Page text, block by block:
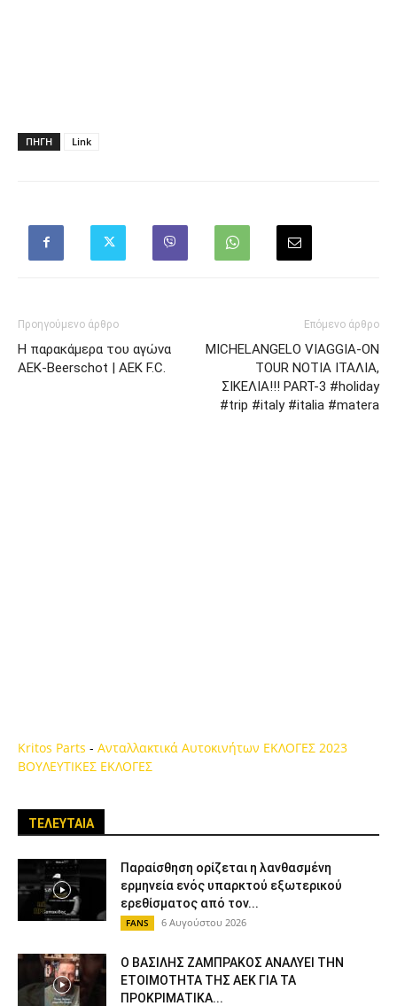
ΠΗΓΗ Link
Προηγούμενο άρθρο
Η παρακάμερα του αγώνα
ΑΕΚ-Beerschot | AEK F.C.
Επόμενο άρθρο
MICHELANGELO VIAGGIA-ON
TOUR ΝΟΤΙΑ ΙΤΑΛΙΑ,
ΣΙΚΕΛΙΑ!!! PART-3 #holiday
#trip #italy #italia #matera
Kritos Parts - Ανταλλακτικά Αυτοκινήτων ΕΚΛΟΓΕΣ 2023
ΒΟΥΛΕΥΤΙΚΕΣ ΕΚΛΟΓΕΣ
ΤΕΛΕΥΤΑΙΑ
Παραίσθηση ορίζεται η λανθασμένη
ερμηνεία ενός υπαρκτού εξωτερικού
ερεθίσματος από τον...
FANS 6 Αυγούστου 2026
Ο ΒΑΣΙΛΗΣ ΖΑΜΠΡΑΚΟΣ ΑΝΑΛΥΕΙ ΤΗΝ
ΕΤΟΙΜΟΤΗΤΑ ΤΗΣ ΑΕΚ ΓΙΑ ΤΑ
ΠΡΟΚΡΙΜΑΤΙΚΑ...